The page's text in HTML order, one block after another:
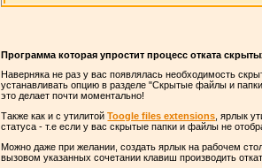
Программа которая упростит процесс отката
Наверняка не раз у вас появлялась необходимость
устанавливать опцию в разделе "Скрытые файлы и
это делает почти моментально!
Также как и с утилитойToogle files extensions , ярлык
статуса - т.е если у вас скрытые папки и файлы не
Можно даже при желании, создать ярлык на рабочем
вызовом указанных сочетании клавиш производить